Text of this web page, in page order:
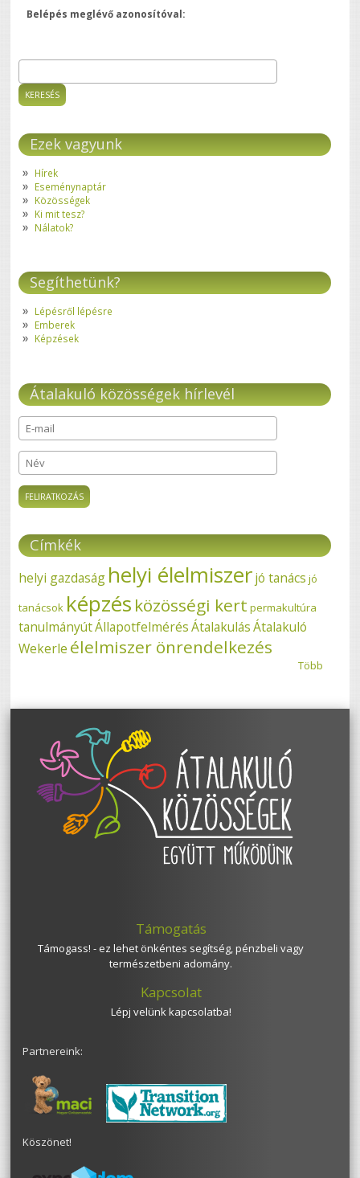
Belépés meglévő azonosítóval:
Keresés űrlap
Ezek vagyunk
Hírek
Eseménynaptár
Közösségek
Ki mit tesz?
Nálatok?
Segíthetünk?
Lépésről lépésre
Emberek
Képzések
Átalakuló közösségek hírlevél
E-mail*
Név
Címkék
helyi gazdaság helyi élelmiszerjó tanács jó
tanácsok képzés közösségi kert permakultúra
tanulmányútÁllapotfelmérés Átalakulás Átalakuló
Wekerle élelmiszer önrendelkezés
Több
Támogatás
Támogass! - ez lehet önkéntes segítség, pénzbeli vagy
természetbeni adomány.
Kapcsolat
Lépj velünk kapcsolatba!
Partnereink:
Köszönet!